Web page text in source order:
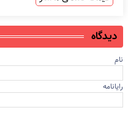
دیدگاه
نام
رایانامه